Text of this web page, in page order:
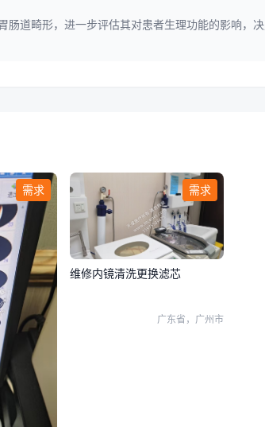
道畸形，进一步评估其对患者生理功能的影响，
需求 需求
维修内镜清洗更换滤芯
广东省，广州市